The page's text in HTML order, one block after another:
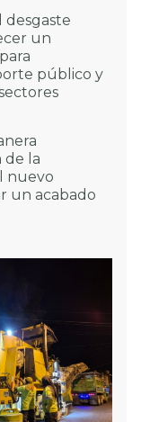
desgaste
un
público y
de la
nuevo
un acabado